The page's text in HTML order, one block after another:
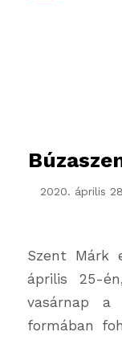
2020. április
Szent Márk
április 25-
vasárnap a
formában